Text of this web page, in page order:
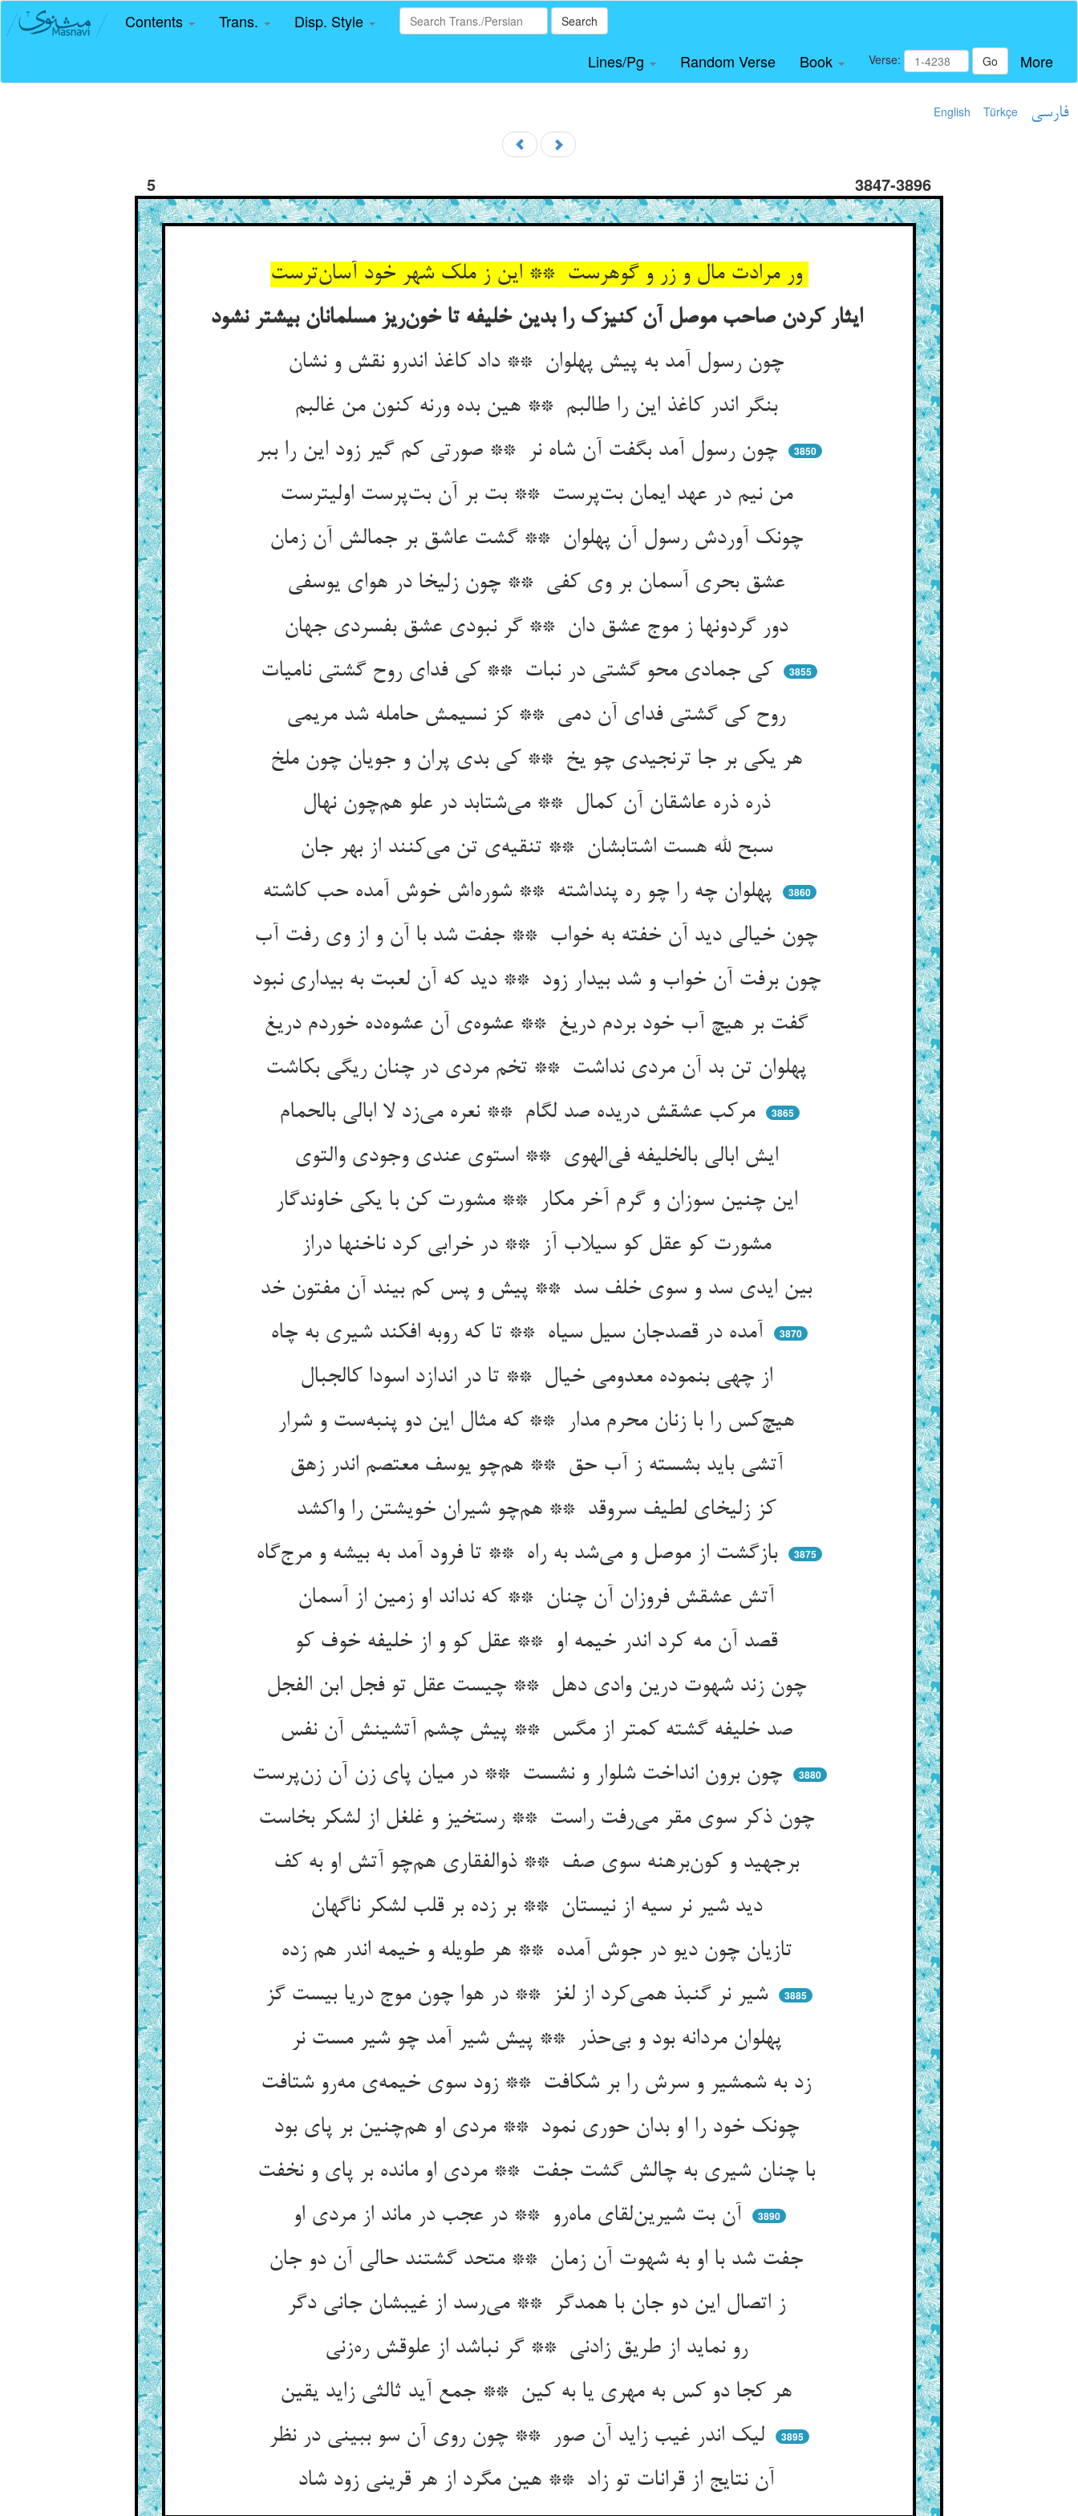
Contents Trans. Disp. Style Search
Lines/Pg Random Verse Book Verse: Go More
English Türkçe فارسی
5 3847-3896
ور مرادت مال و زر و گوهرست ** این ز ملک شهر خود آسان‌ترست
ایثار کردن صاحب موصل آن کنیزک را بدین خلیفه تا خون‌ریز مسلمانان بیشتر نشود
بنگر اندر کاغذ این را طالبم ** هین بده ورنه کنون من غالبم
3850
من نیم در عهد ایمان بت‌پرست ** بت بر آن بت‌پرست اولیترست
چونک آوردش رسول آن پهلوان ** گشت عاشق بر جمالش آن زمان
دور گردونها ز موج عشق دان ** گر نبودی عشق بفسردی جهان
3855
هر یکی بر جا ترنجیدی چو یخ ** کی بدی پران و جویان چون ملخ
ذره ذره عاشقان آن کمال ** می‌شتابد در علو هم‌چون نهال
سبح لله هست اشتابشان ** تنقیه‌ی تن می‌کنند از بهر جان
پهلوان چه را چو ره پنداشته ** شوره‌اش خوش آمده حب کاشته
3860
چون برفت آن خواب و شد بیدار زود ** دید که آن لعبت به بیداری نبود
گفت بر هیچ آب خود بردم دریغ ** عشوه‌ی آن عشوه‌ده خوردم دریغ
مرکب عشقش دریده صد لگام ** نعره می‌زد لا ابالی بالحمام
3865
ایش ابالی بالخلیفه فی‌الهوی ** استوی عندی وجودی والتوی
این چنین سوزان و گرم آخر مکار ** مشورت کن با یکی خاوندگار
مشورت کو عقل کو سیلاب آز ** در خرابی کرد ناخنها دراز
بین ایدی سد و سوی خلف سد ** پیش و پس کم بیند آن مفتون خد
3870
از چهی بنموده معدومی خیال ** تا در اندازد اسودا کالجبال
بازگشت از موصل و می‌شد به راه ** تا فرود آمد به بیشه و مرج‌گاه
3875
قصد آن مه کرد اندر خیمه او ** عقل کو و از خلیفه خوف کو
چون زند شهوت درین وادی دهل ** چیست عقل تو فجل ابن الفجل
صد خلیفه گشته کمتر از مگس ** پیش چشم آتشینش آن نفس
چون برون انداخت شلوار و نشست ** در میان پای زن آن زن‌پرست
3880
چون ذکر سوی مقر می‌رفت راست ** رستخیز و غلغل از لشکر بخاست
برجهید و کون‌برهنه سوی صف ** ذوالفقاری هم‌چو آتش او به کف
دید شیر نر سیه از نیستان ** بر زده بر قلب لشکر ناگهان
تازیان چون دیو در جوش آمده ** هر طویله و خیمه اندر هم زده
شیر نر گنبذ همی‌کرد از لغز ** در هوا چون موج دریا بیست گز
3885
پهلوان مردانه بود و بی‌حذر ** پیش شیر آمد چو شیر مست نر
چونک خود را او بدان حوری نمود ** مردی او هم‌چنین بر پای بود
با چنان شیری به چالش گشت جفت ** مردی او مانده بر پای و نخفت
3890
ز اتصال این دو جان با همدگر ** می‌رسد از غیبشان جانی دگر
رو نماید از طریق زادنی ** گر نباشد از علوقش ره‌زنی
3895